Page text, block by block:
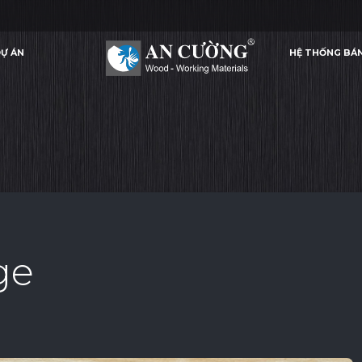
ÁN HỆ THỐNG
CHỈ PVC
WOODGRAIN EDGE WOODGRAIN EDGE WOODGRAIN EDGE